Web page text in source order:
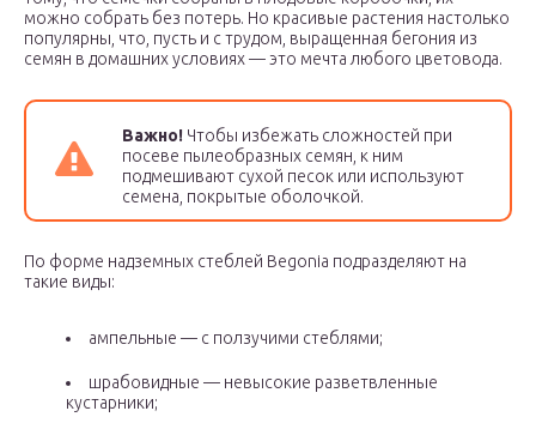
можно собрать без потерь. Но красивые растения настолько
популярны, что, пусть и с трудом, выращенная бегония из
семян в домашних условиях — это мечта любого цветовода.
Важно! Чтобы избежать сложностей при
посеве пылеобразных семян, к ним
подмешивают сухой песок или используют
семена, покрытые оболочкой.
По форме надземных стеблей Begonia подразделяют на
такие виды:
ампельные — с ползучими стеблями;
шрабовидные — невысокие разветвленные
кустарники;